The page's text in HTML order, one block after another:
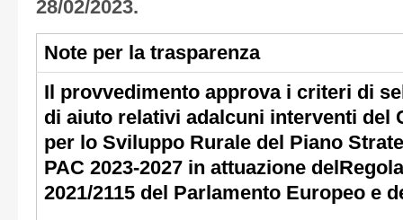
28/02/2023.
Note per la trasparenza
Il provvedimento approva i criteri di
di aiuto relativi adalcuni interventi del
per lo Sviluppo Rurale del Piano
PAC 2023-2027 in attuazione
2021/2115 del Parlamento Europeo e